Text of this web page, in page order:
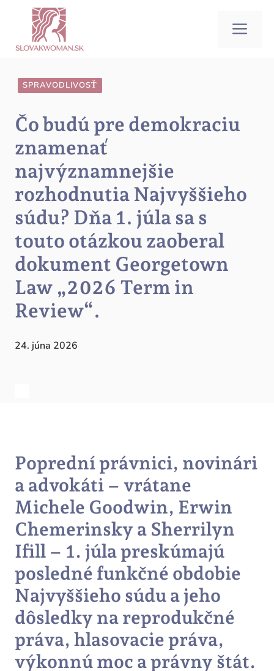
Preskočiť
obsah
SPRAVODLIVOSŤ
Čo budú pre demokraciu
znamenať
najvýznamnejšie
rozhodnutia Najvyššieho
súdu? Dňa 1. júla sa s
touto otázkou zaoberal
dokument Georgetown
Law „2026 Term in
Review“.
24. júna 2026
Poprední právnici, novinári
a advokáti – vrátane
Michele Goodwin, Erwin
Chemerinsky a Sherrilyn
Ifill – 1. júla preskúmajú
posledné funkčné obdobie
Najvyššieho súdu a jeho
dôsledky na reprodukčné
práva, hlasovacie práva,
výkonnú moc a právny štát.